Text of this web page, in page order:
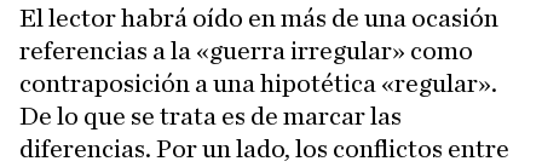
El lector habrá oído en más de una ocasión
referencias a la «guerra irregular» como
contraposición a una hipotética «regular».
De lo que se trata es de marcar las
diferencias. Por un lado, los conflictos entre